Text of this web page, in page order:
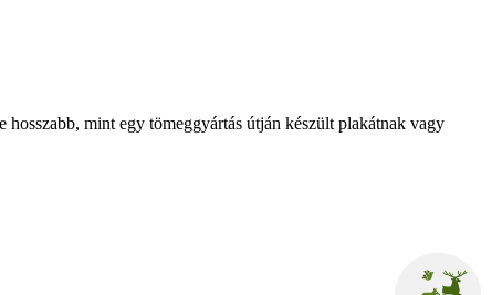
hosszabb, mint egy tömeggyártás útján készült plakátnak vagy